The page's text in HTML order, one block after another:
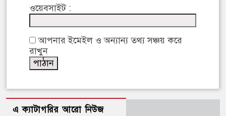
ওয়েবসাইট :
আপনার ইমেইল ও অন্যান্য তথ্য সঞ্চয় করে
রাখুন
এ ক্যাটাগরির আরো নিউজ